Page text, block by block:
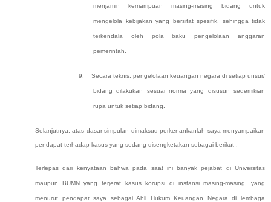
menjamin kemampuan masing-masing bidang untuk
mengelola kebijakan yang bersifat spesifik, sehingga tidak
terkendala oleh pola baku pengelolaan anggaran
pemerintah.
9. Secara teknis, pengelolaan keuangan negara di setiap unsur/
bidang dilakukan sesuai norma yang disusun sedemikian
rupa untuk setiap bidang.
Selanjutnya, atas dasar simpulan dimaksud perkenankanlah saya menyampaikan
pendapat terhadap kasus yang sedang disengketakan sebagai berikut :
Terlepas dari kenyataan bahwa pada saat ini banyak pejabat di Universitas
maupun BUMN yang terjerat kasus korupsi di instansi masing-masing, yang
menurut pendapat saya sebagai Ahli Hukum Keuangan Negara di lembaga